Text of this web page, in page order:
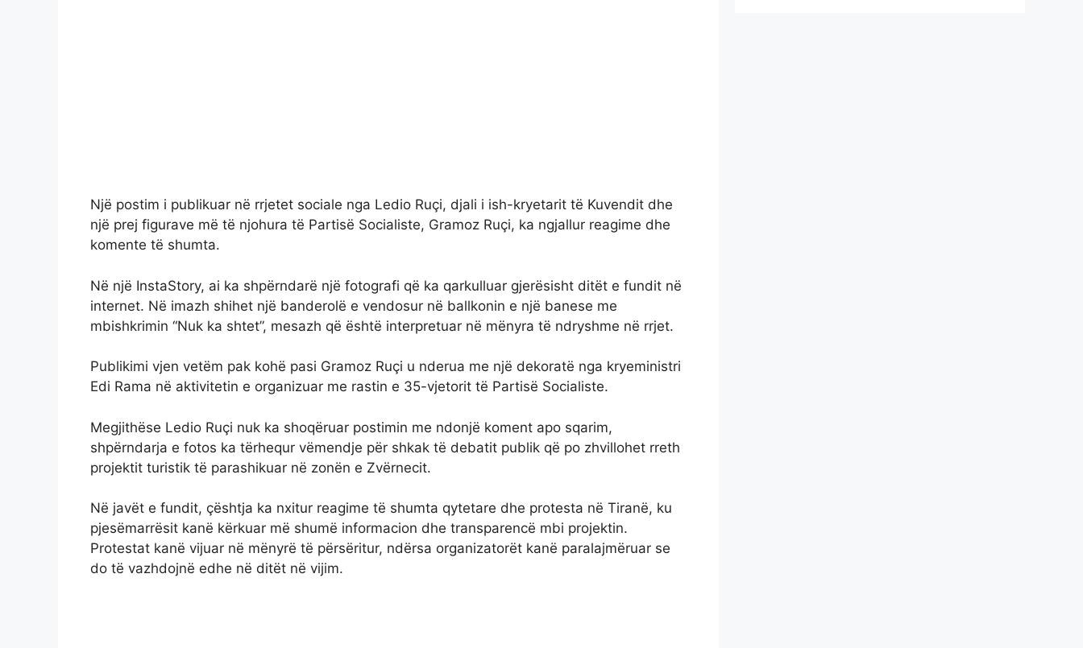
Një postim i publikuar në rrjetet sociale nga Ledio Ruçi, djali i ish-kryetarit të Kuvendit dhe
një prej figurave më të njohura të Partisë Socialiste, Gramoz Ruçi, ka ngjallur reagime dhe
komente të shumta.
Në një InstaStory, ai ka shpërndarë një fotografi që ka qarkulluar gjerësisht ditët e fundit në
internet. Në imazh shihet një banderolë e vendosur në ballkonin e një banese me
mbishkrimin “Nuk ka shtet”, mesazh që është interpretuar në mënyra të ndryshme në rrjet.
Publikimi vjen vetëm pak kohë pasi Gramoz Ruçi u nderua me një dekoratë nga kryeministri
Edi Rama në aktivitetin e organizuar me rastin e 35-vjetorit të Partisë Socialiste.
Megjithëse Ledio Ruçi nuk ka shoqëruar postimin me ndonjë koment apo sqarim,
shpërndarja e fotos ka tërhequr vëmendje për shkak të debatit publik që po zhvillohet rreth
projektit turistik të parashikuar në zonën e Zvërnecit.
Në javët e fundit, çështja ka nxitur reagime të shumta qytetare dhe protesta në Tiranë, ku
pjesëmarrësit kanë kërkuar më shumë informacion dhe transparencë mbi projektin.
Protestat kanë vijuar në mënyrë të përsëritur, ndërsa organizatorët kanë paralajmëruar se
do të vazhdojnë edhe në ditët në vijim.